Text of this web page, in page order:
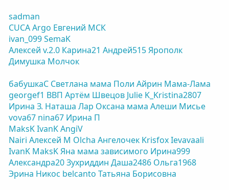
sadman
CUCAArgo Евгений МСК
ivan_099SemaK
Алексей v.2.0 Карина21 Андрей515Ярополк
Димушка Молчок
бабушкаС Светлана мама Поли Айрин Мама-Лама
georgef1 ВВП Артëм Швецов Julie K_Kristina2807
Ирина З. Наташа Лар Оксана мама Алеши Мисье
vova67 nina67 Ирина П
MaksKIvanKAngiV
Nairi Алексей М Olcha Ангелочек KrisfoxIevavaali
IvanK MaksKЯна мама зависимого Ирина999
Александра20Зухриддин Даша2486 Ольга1968
Эрина Никос belcanto Татьяна Борисовна